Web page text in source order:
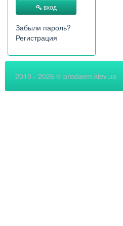
вход
Забыли пароль?
Регистрация
2010 - 2026 © prodaem.kiev.ua